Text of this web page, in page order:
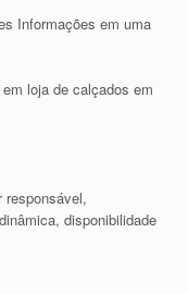
Informações em uma
loja de calçados em
responsável,
disponibilidade